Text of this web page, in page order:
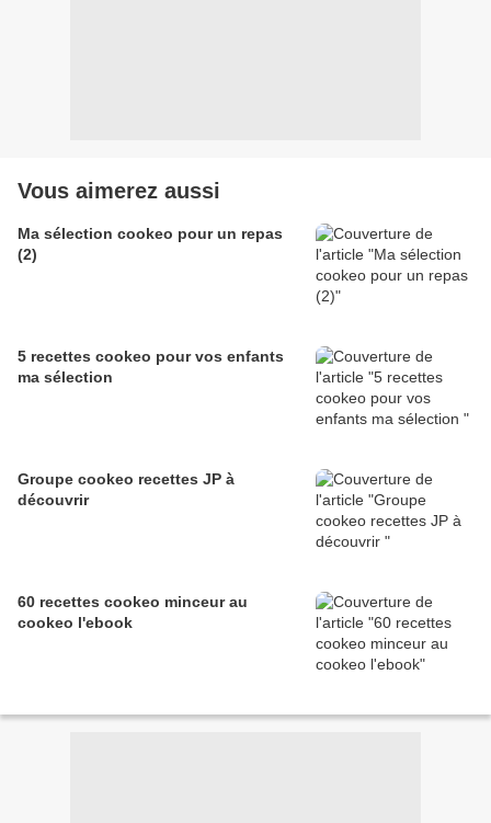
Vous aimerez aussi
Ma sélection cookeo pour un repas
(2)
5 recettes cookeo pour vos enfants
ma sélection
Groupe cookeo recettes JP à
découvrir
60 recettes cookeo minceur au
cookeo l'ebook